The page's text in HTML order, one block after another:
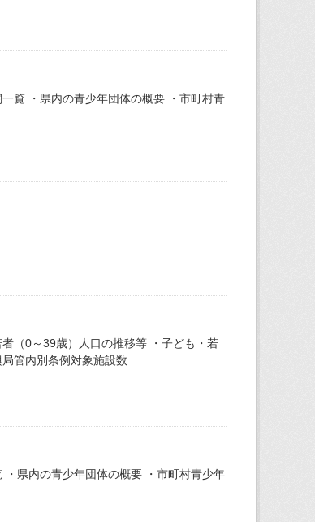
覧 ・県内の青少年団体の概要 ・市町村青
（0～39歳）人口の推移等 ・子ども・若
管内別条例対象施設数
県内の青少年団体の概要 ・市町村青少年